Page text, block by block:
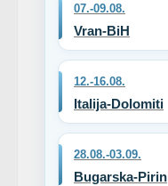
07.-09.08.
Vran-BiH
12.-16.08.
Italija-Dolomiti
28.08.-03.09.
Bugarska-Pirin